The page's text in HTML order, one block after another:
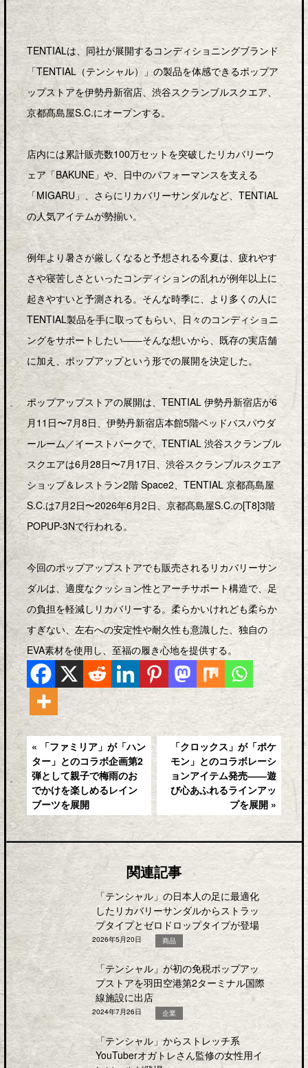
TENTIALは、同社が展開するコンディショニングブランド
「TENTIAL（テンシャル）」の製品を体感できるポップア
ップストアを伊勢丹新宿店、渋谷スクランブルスクエア、
京都髙島屋S.C.にオープンする。
店内には累計販売数100万セットを突破したリカバリーウ
ェア「BAKUNE」や、日中のパフォーマンスを支える
「MIGARU」、さらにリカバリーサンダルなど、TENTIAL
の人気アイテムが勢揃い。
例年より暑さが厳しくなると予想される今夏は、疲れやす
さや寝苦しさといったコンディションの乱れが例年以上に
起きやすいと予測される。そんな時季に、より多くの人に
TENTIAL製品を手に取ってもらい、日々のコンディショニ
ングをサポートしたい――そんな想いから、既存の実店舗
に加え、ポップアップという形での展開を決定した。
ポップアップストアの展開は、TENTIAL 伊勢丹新宿店が6
月11日〜7月8日、伊勢丹新宿店本館5階ベッドバスパウダ
ールーム／イーストパークで、TENTIAL 渋谷スクランブル
スクエアは6月28日〜7月17日、渋谷スクランブルスクエア
ショップ＆レストラン2階 Space2、TENTIAL 京都髙島屋
S.C.は7月2日〜2026年6月2日、京都髙島屋S.C.の[T8]3階
POPUP-3Nで行われる。
今回のポップアップストアでも販売されるリカバリーサン
ダルは、適度なクッション性とアーチサポート構造で、足
の負担を軽減しリカバリーする。柔らかいけれども柔らか
すぎない、左右への安定性や耐久性も意識した、独自の
EVA素材を使用し、至福の履き心地を提供する。
« 「ファミリア」が「ハン
ター」とのコラボ企画第2
弾として親子で梅雨のお
でかけを楽しめるレイン
ブーツを展開
「クロックス」が「ポケ
モン」とのコラボレーシ
ョンアイテム発売――遊
び心あふれるラインアッ
プを展開 »
関連記事
「テンシャル」の日本人の足に最適化
したリカバリーサンダルからストラッ
プタイプとゼロドロップタイプが登場
2026年5月20日 商品
「テンシャル」が初の免税ポップアッ
プストアを羽田空港第2ターミナル国際
線施設に出店
2024年7月26日 企業
「テンシャル」からストレッチ系
YouTuberオガトレさん監修の女性用イ